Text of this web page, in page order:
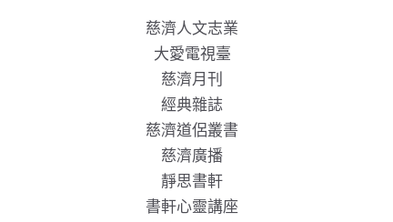
慈濟人文志業
大愛電視臺
慈濟月刊
經典雜誌
慈濟道侶叢書
慈濟廣播
靜思書軒
書軒心靈講座